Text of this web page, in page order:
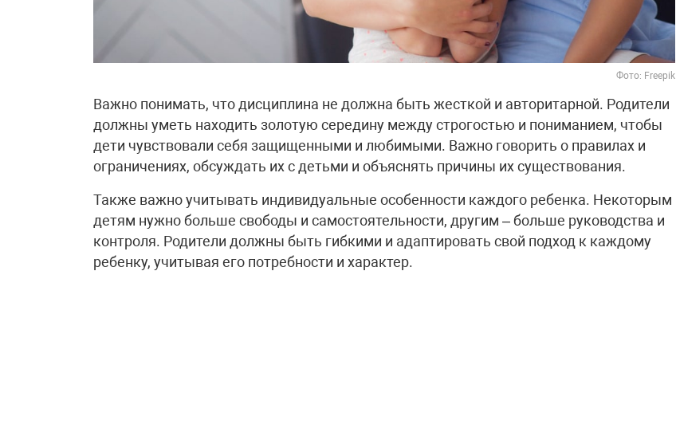
Фото: Freepik
Важно понимать, что дисциплина не должна быть жесткой и авторитарной. Родители
должны уметь находить золотую середину между строгостью и пониманием, чтобы
дети чувствовали себя защищенными и любимыми. Важно говорить о правилах и
ограничениях, обсуждать их с детьми и объяснять причины их существования.
Также важно учитывать индивидуальные особенности каждого ребенка. Некоторым
детям нужно больше свободы и самостоятельности, другим – больше руководства и
контроля. Родители должны быть гибкими и адаптировать свой подход к каждому
ребенку, учитывая его потребности и характер.